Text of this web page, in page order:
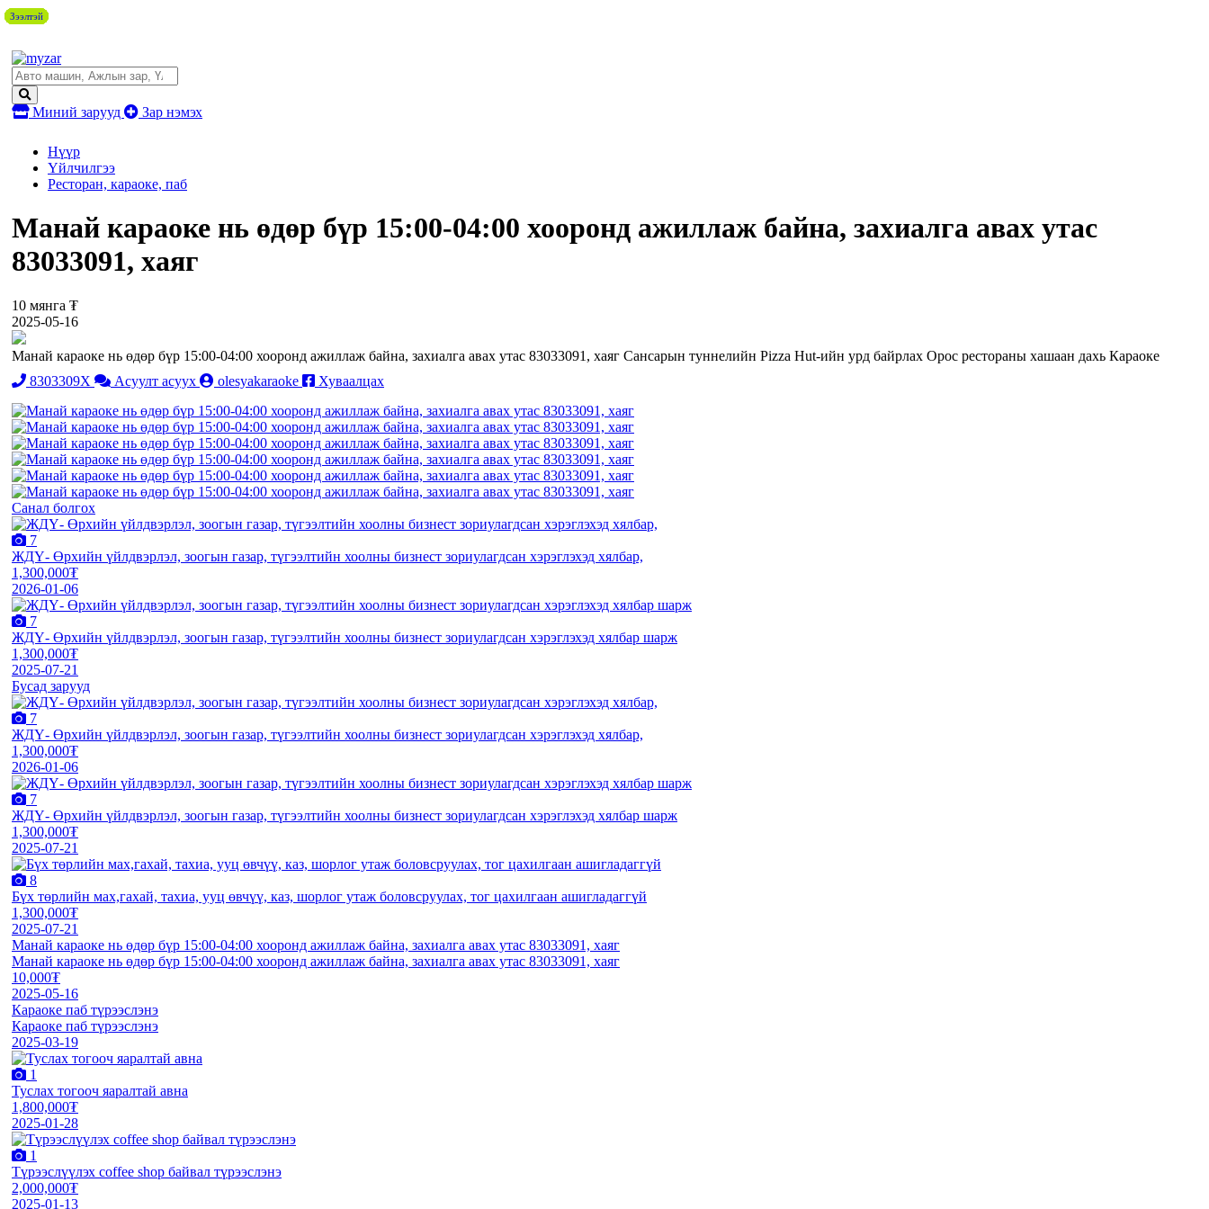
Миний зарууд Зар нэмэх
Нүүр
Үйлчилгээ
Ресторан, караоке, паб
Манай караоке нь өдөр бүр 15:00-04:00 хооронд ажиллаж байна, захиалга авах утас
83033091, хаяг
10 мянга ₮
2025-05-16
Манай караоке нь өдөр бүр 15:00-04:00 хооронд ажиллаж байна, захиалга авах утас 83033091, хаяг Сансарын туннелийн Pizza Hut-ийн урд байрлах Орос рестораны хашаан дахь Караоке
8303309X
Асуулт асуух olesyakaraoke Хуваалцах
Санал болгох
Зээлтэй
7
ЖДҮ- Өрхийн үйлдвэрлэл, зоогын газар, түгээлтийн хоолны бизнест зориулагдсан хэрэглэхэд хялбар,
1,300,000₮
2026-01-06
Зээлтэй
7
ЖДҮ- Өрхийн үйлдвэрлэл, зоогын газар, түгээлтийн хоолны бизнест зориулагдсан хэрэглэхэд хялбар шарж
1,300,000₮
2025-07-21
Бусад зарууд
Зээлтэй
7
ЖДҮ- Өрхийн үйлдвэрлэл, зоогын газар, түгээлтийн хоолны бизнест зориулагдсан хэрэглэхэд хялбар,
1,300,000₮
2026-01-06
Зээлтэй
7
ЖДҮ- Өрхийн үйлдвэрлэл, зоогын газар, түгээлтийн хоолны бизнест зориулагдсан хэрэглэхэд хялбар шарж
1,300,000₮
2025-07-21
Зээлтэй
8
Бүх төрлийн мах,гаxай, таxиа, ууц өвчүү, каз, шорлог утаж боловсруулах, тог цахилгаан ашигладаггүй
1,300,000₮
2025-07-21
Манай караоке нь өдөр бүр 15:00-04:00 хооронд ажиллаж байна, захиалга авах утас 83033091, хаяг
Манай караоке нь өдөр бүр 15:00-04:00 хооронд ажиллаж байна, захиалга авах утас 83033091, хаяг
10,000₮
2025-05-16
Караоке паб түрээслэнэ
Караоке паб түрээслэнэ
2025-03-19
Зээлтэй
1
Туслах тогооч яаралтай авна
1,800,000₮
2025-01-28
Зээлтэй
1
Түрээслүүлэх coffee shop байвал түрээслэнэ
2,000,000₮
2025-01-13
Зээлтэй
Зээлтэй